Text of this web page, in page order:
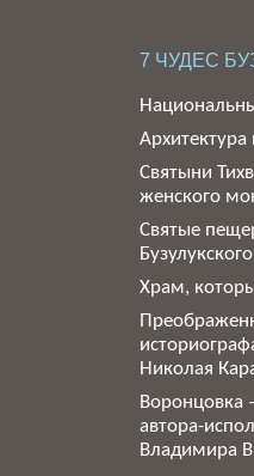
7 ЧУДЕС
Архитектура
Святыни
женского
Святые
Храм,
Николая
Воронцовка
автора-
Владимира